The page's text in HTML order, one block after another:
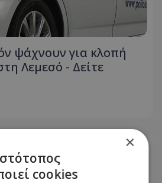
ψάχνουν για κλοπή
Λεμεσό - Δείτε
×
cookies